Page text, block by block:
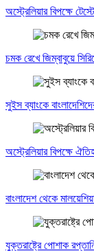
অস্ট্রেলিয়ার বিপক্ষে
চমক রেখে জিম্বাবুয়ে
সুইস ব্যাংকে
অস্ট্রেলিয়ার বিপক্ষে
বাংলাদেশ থেকে
যুক্তরাষ্ট্রে পোশাক